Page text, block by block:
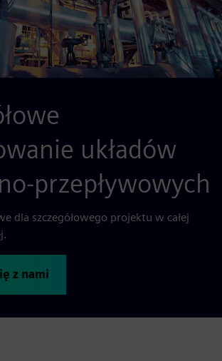
układów
przepływowych
dla szczegółowego projektu w całej
z nami